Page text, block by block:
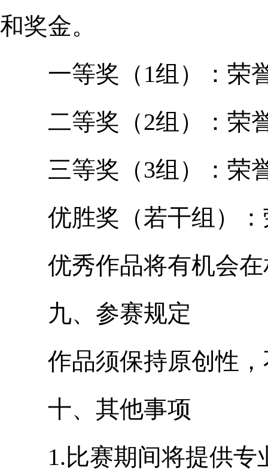
和奖金。
一等奖（1组）：荣誉
二等奖（2组）：荣誉
三等奖（3组）：荣誉
优胜奖（若干组）：
优秀作品将有机会在
九、参赛规定
作品须保持原创性，
十、其他事项
1.比赛期间将提供专